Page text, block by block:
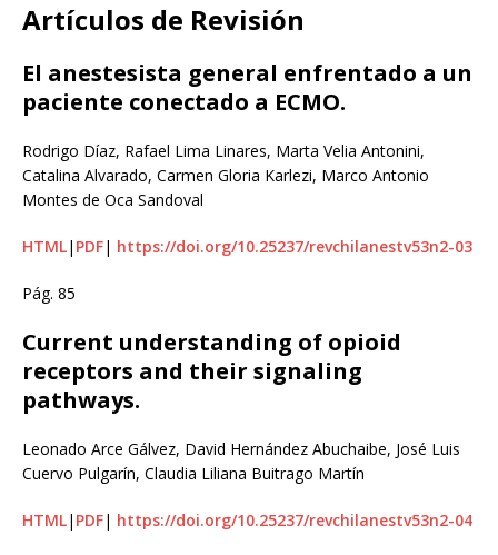
Artículos de Revisión
El anestesista general enfrentado a un
paciente conectado a ECMO.
Rodrigo Díaz, Rafael Lima Linares, Marta Velia Antonini,
Catalina Alvarado, Carmen Gloria Karlezi, Marco Antonio
Montes de Oca Sandoval
HTML| PDF| https://doi.org/10.25237/revchilanestv53n2-03
Pág. 85
Current understanding of opioid
receptors and their signaling
pathways.
Leonado Arce Gálvez, David Hernández Abuchaibe, José Luis
Cuervo Pulgarín, Claudia Liliana Buitrago Martín
HTML| PDF| https://doi.org/10.25237/revchilanestv53n2-04